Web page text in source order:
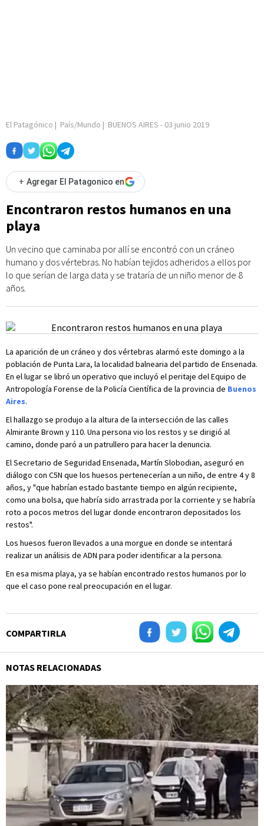
El Patagónico | País/Mundo | BUENOS AIRES - 03 junio 2019
+ Agregar El Patagonico en
Encontraron restos humanos en una
playa
Un vecino que caminaba por allí se encontró con un cráneo
humano y dos vértebras. No habían tejidos adheridos a ellos por
lo que serían de larga data y se trataría de un niño menor de 8
años.
La aparición de un cráneo y dos vértebras alarmó este domingo a la
población de Punta Lara, la localidad balnearia del partido de Ensenada.
En el lugar se libró un operativo que incluyó el peritaje del Equipo de
Antropología Forense de la Policía Científica de la provincia de Buenos
Aires.
El hallazgo se produjo a la altura de la intersección de las calles
Almirante Brown y 110. Una persona vio los restos y se dirigió al
camino, donde paró a un patrullero para hacer la denuncia.
El Secretario de Seguridad Ensenada, Martín Slobodian, aseguró en
diálogo con C5N que los huesos pertenecerían a un niño, de entre 4 y 8
años, y "que habrían estado bastante tiempo en algún recipiente,
como una bolsa, que habría sido arrastrada por la corriente y se habría
roto a pocos metros del lugar donde encontraron depositados los
restos".
Los huesos fueron llevados a una morgue en donde se intentará
realizar un análisis de ADN para poder identificar a la persona.
En esa misma playa, ya se habían encontrado restos humanos por lo
que el caso pone real preocupación en el lugar.
COMPARTIRLA
NOTAS RELACIONADAS